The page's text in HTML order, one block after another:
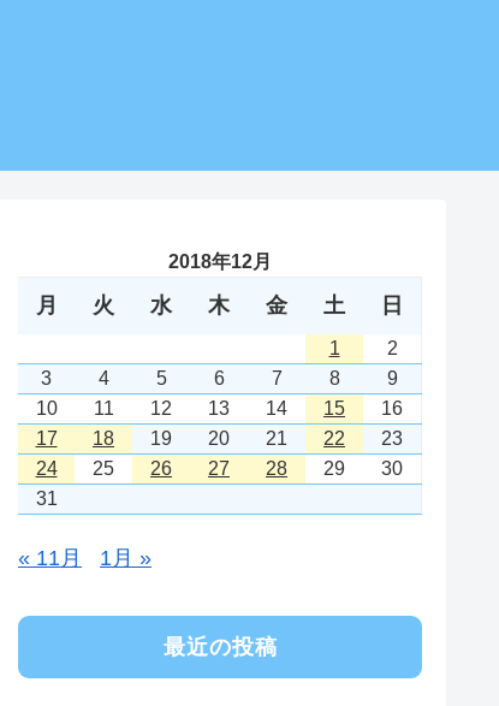
2018年12月
月 火 水 木 金 土 日
1
2
3
4 5 6 7 8
9
10
11 12 13 14 15
16
17
18 19 20 21 22
23
24
25 26 27 28 29
30
31
« 11月 1月 »
最近の投稿